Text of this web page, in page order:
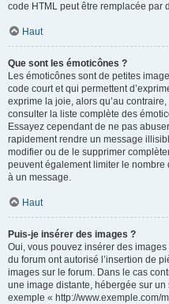
code HTML peut être remplacée par
Haut
Que sont les émoticônes ?
Les émoticônes sont de petites
code court et qui permettent
exprime la joie, alors qu’au
consulter la liste complète des
Essayez cependant de ne pas
rapidement rendre un message
modifier ou de le supprimer
peuvent également limiter le nombre
à un message.
Haut
Puis-je insérer des images ?
Oui, vous pouvez insérer des
du forum ont autorisé l’insertion de
images sur le forum. Dans le cas
une image distante, hébergée sur
exemple « http://www.exemple.com/